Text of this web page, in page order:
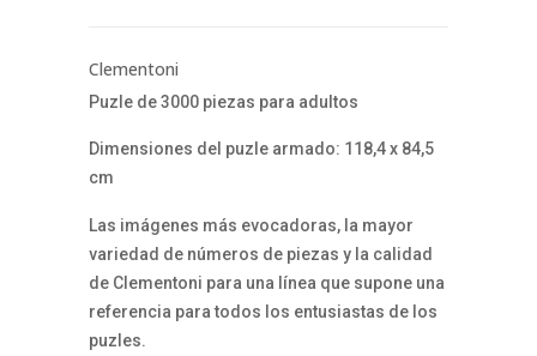
Clementoni
Puzle de 3000 piezas para adultos
Dimensiones del puzle armado: 118,4 x 84,5
cm
Las imágenes más evocadoras, la mayor
variedad de números de piezas y la calidad
de Clementoni para una línea que supone una
referencia para todos los entusiastas de los
puzles.